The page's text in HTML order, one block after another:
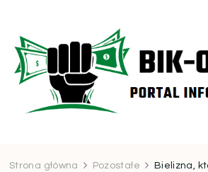
Strona główna Pozostałe
Bielizna,